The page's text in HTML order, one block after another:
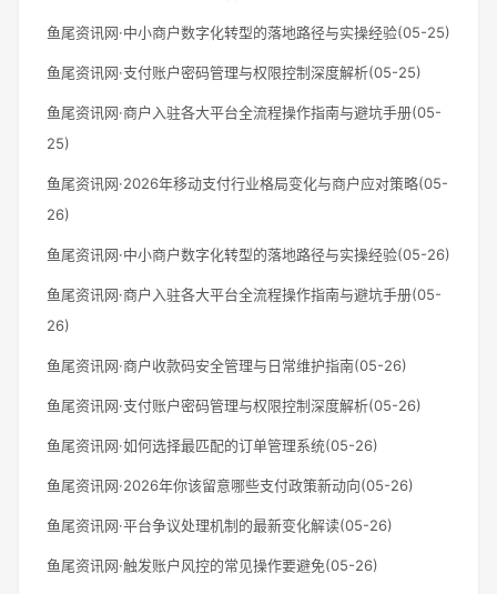
鱼尾资讯网·中小商户数字化转型的落地路径与实操经验(05-25)
鱼尾资讯网·支付账户密码管理与权限控制深度解析(05-25)
鱼尾资讯网·商户入驻各大平台全流程操作指南与避坑手册(05-
25)
鱼尾资讯网·2026年移动支付行业格局变化与商户应对策略(05-
26)
鱼尾资讯网·中小商户数字化转型的落地路径与实操经验(05-26)
鱼尾资讯网·商户入驻各大平台全流程操作指南与避坑手册(05-
26)
鱼尾资讯网·商户收款码安全管理与日常维护指南(05-26)
鱼尾资讯网·支付账户密码管理与权限控制深度解析(05-26)
鱼尾资讯网·如何选择最匹配的订单管理系统(05-26)
鱼尾资讯网·2026年你该留意哪些支付政策新动向(05-26)
鱼尾资讯网·平台争议处理机制的最新变化解读(05-26)
鱼尾资讯网·触发账户风控的常见操作要避免(05-26)